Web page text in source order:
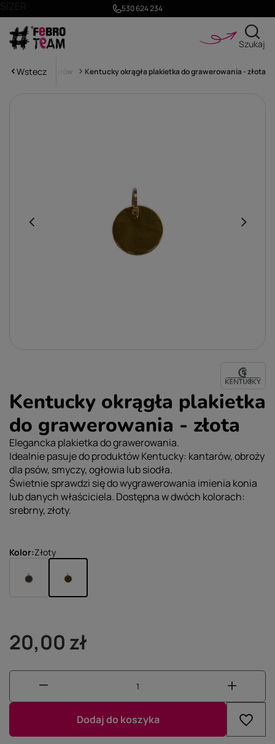
530 624 234
Szukaj
Wstecz
Dodatki do kantarów Kentucky okrągła plakietka do grawerowania - złota
Kentucky okrągła plakietka
do grawerowania - złota
Elegancka plakietka do grawerowania.
Idealnie pasuje do produktów Kentucky: kantarów, obroży
dla psów, smyczy, ogłowia lub siodła.
Świetnie sprawdzi się do wygrawerowania imienia konia
lub danych właściciela. Dostępna w dwóch kolorach:
srebrny, złoty.
Kolor Złoty
20,00 zł
Dodaj do koszyka